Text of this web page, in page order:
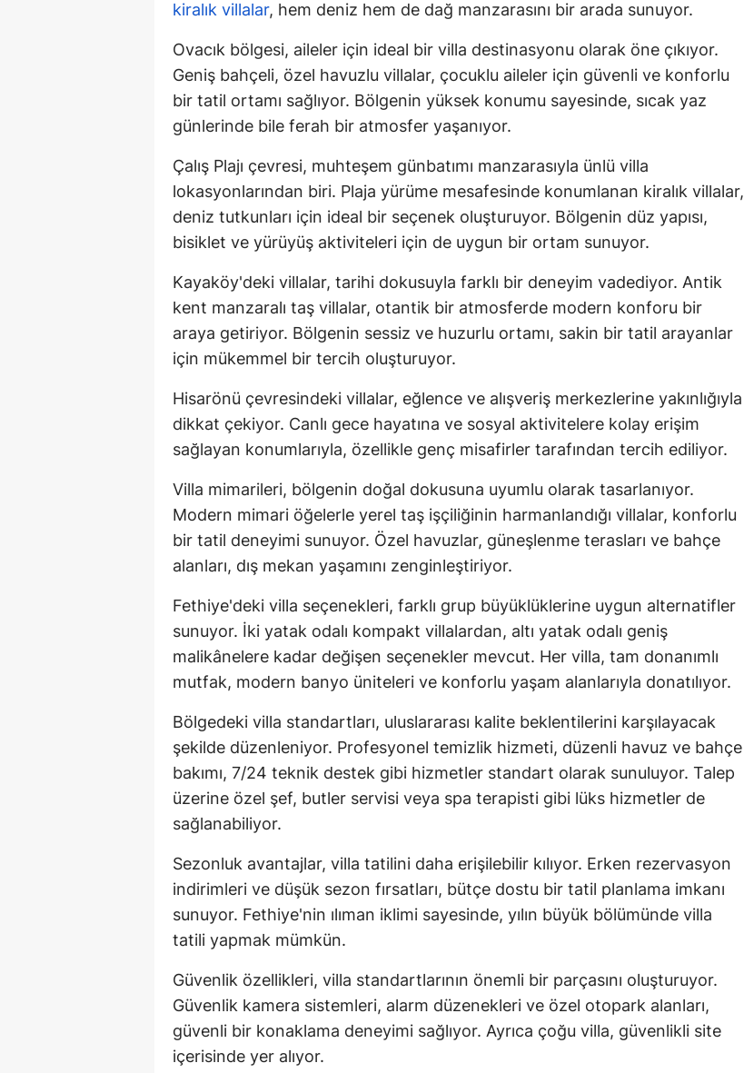
İstanbul
İzmir
Kars
Kırklareli
Kırşehir
Kocaeli
Konya
Malatya
Manisa
Mardin
Muğla
Nevşehir
Niğde
Rize
Sakarya
Samsun
Sinop
Sivas
Tokat
Trabzon
kiralık villalar, hem deniz hem de dağ manzarasını bir arada sunuyor.
Ovacık bölgesi, aileler için ideal bir villa destinasyonu olarak öne çıkıyor.
Geniş bahçeli, özel havuzlu villalar, çocuklu aileler için güvenli ve konforlu
bir tatil ortamı sağlıyor. Bölgenin yüksek konumu sayesinde, sıcak yaz
günlerinde bile ferah bir atmosfer yaşanıyor.
Çalış Plajı çevresi, muhteşem günbatımı manzarasıyla ünlü villa
lokasyonlarından biri. Plaja yürüme mesafesinde konumlanan kiralık villalar,
deniz tutkunları için ideal bir seçenek oluşturuyor. Bölgenin düz yapısı,
bisiklet ve yürüyüş aktiviteleri için de uygun bir ortam sunuyor.
Kayaköy'deki villalar, tarihi dokusuyla farklı bir deneyim vadediyor. Antik
kent manzaralı taş villalar, otantik bir atmosferde modern konforu bir
araya getiriyor. Bölgenin sessiz ve huzurlu ortamı, sakin bir tatil arayanlar
için mükemmel bir tercih oluşturuyor.
Hisarönü çevresindeki villalar, eğlence ve alışveriş merkezlerine yakınlığıyla
dikkat çekiyor. Canlı gece hayatına ve sosyal aktivitelere kolay erişim
sağlayan konumlarıyla, özellikle genç misafirler tarafından tercih ediliyor.
Villa mimarileri, bölgenin doğal dokusuna uyumlu olarak tasarlanıyor.
Modern mimari öğelerle yerel taş işçiliğinin harmanlandığı villalar, konforlu
bir tatil deneyimi sunuyor. Özel havuzlar, güneşlenme terasları ve bahçe
alanları, dış mekan yaşamını zenginleştiriyor.
Fethiye'deki villa seçenekleri, farklı grup büyüklüklerine uygun alternatifler
sunuyor. İki yatak odalı kompakt villalardan, altı yatak odalı geniş
malikânelere kadar değişen seçenekler mevcut. Her villa, tam donanımlı
mutfak, modern banyo üniteleri ve konforlu yaşam alanlarıyla donatılıyor.
Bölgedeki villa standartları, uluslararası kalite beklentilerini karşılayacak
şekilde düzenleniyor. Profesyonel temizlik hizmeti, düzenli havuz ve bahçe
bakımı, 7/24 teknik destek gibi hizmetler standart olarak sunuluyor. Talep
üzerine özel şef, butler servisi veya spa terapisti gibi lüks hizmetler de
sağlanabiliyor.
Sezonluk avantajlar, villa tatilini daha erişilebilir kılıyor. Erken rezervasyon
indirimleri ve düşük sezon fırsatları, bütçe dostu bir tatil planlama imkanı
sunuyor. Fethiye'nin ılıman iklimi sayesinde, yılın büyük bölümünde villa
tatili yapmak mümkün.
Güvenlik özellikleri, villa standartlarının önemli bir parçasını oluşturuyor.
Güvenlik kamera sistemleri, alarm düzenekleri ve özel otopark alanları,
güvenli bir konaklama deneyimi sağlıyor. Ayrıca çoğu villa, güvenlikli site
içerisinde yer alıyor.